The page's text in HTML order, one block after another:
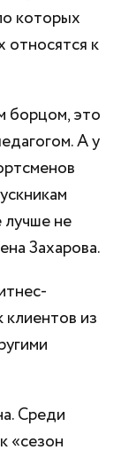
которых
относятся к
борцом, это
А у
лучше не
Захарова.
из
Среди
«сезон